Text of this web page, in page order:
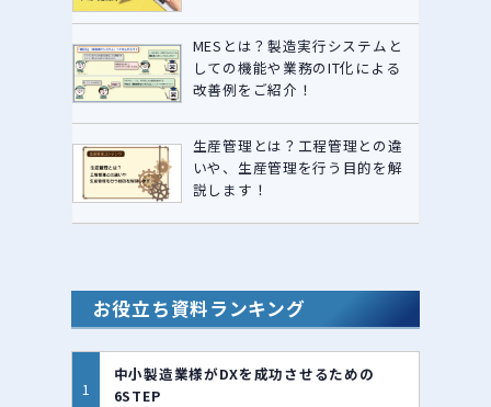
MESとは？製造実行システムと
しての機能や業務のIT化による
改善例をご紹介！
生産管理とは？工程管理との違
いや、生産管理を行う目的を解
説します！
お役立ち資料ランキング
中小製造業様がDXを成功させるための
6STEP